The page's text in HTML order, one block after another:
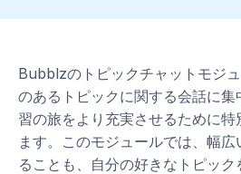
Bubblzのトピックチャットモジ
のあるトピックに関する会話に
習の旅をより充実させるために
ます。このモジュールでは、幅
ることも、自分の好きなトピック